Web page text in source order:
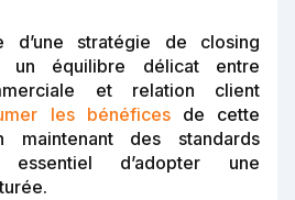
stratégie de closing
un équilibre délicat entre
et relation client
les bénéficesde cette
maintenant des standards
d’adopter une